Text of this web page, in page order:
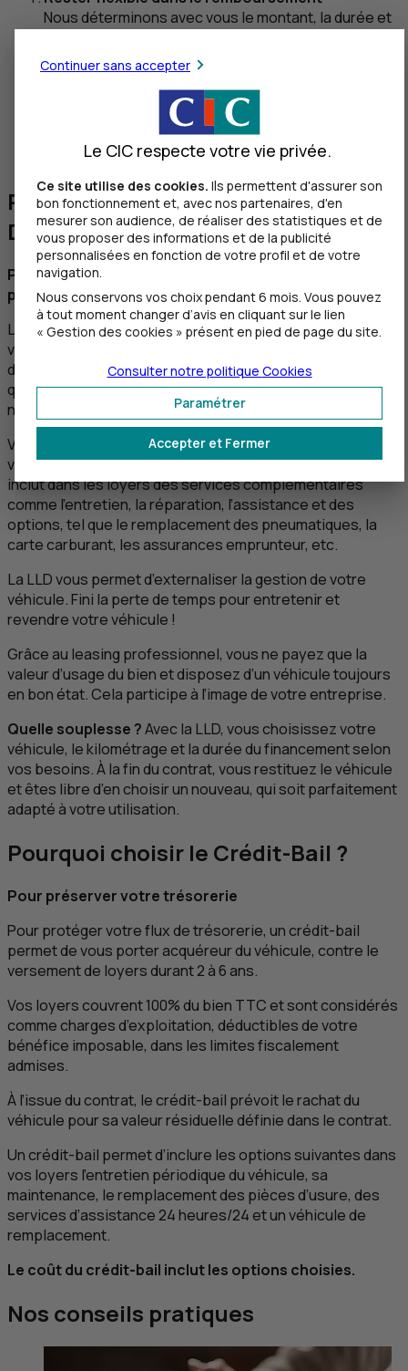
Nous déterminons avec vous le montant, la durée et
remboursement à votre activité et aux variations
saisonnières.
Décider de rembourser par anticipation
Vous pouvez rembourser le prêt en avance, quand
vous le voulez, selon les termes établis dans votre
contrat.
Pourquoi choisir la Location Longue
Durée ?
Pour simplifier votre gestion de véhicules
professionnels
La location longue durée (LLD) a le vent en poupe pour les
véhicules professionnels. Il faut dire que sa souplesse
d’utilisation présente bien des avantages pour tous ceux
qui recherchent avant tout à disposer d’un véhicule et à
n’en payer que l’usage.
Vous voulez planifier les coûts globaux associés à votre
véhicule professionnel ? La location longue durée (LLD)
inclut dans les loyers des services complémentaires
comme l’entretien, la réparation, l’assistance et des
options, tel que le remplacement des pneumatiques, la
carte carburant, les assurances emprunteur, etc.
La LLDvous permet d’externaliser la gestion de votre
véhicule. Fini la perte de temps pour entretenir et
revendre votre véhicule !
Grâce au leasing professionnel, vous ne payez que la
valeur d’usage du bien et disposez d’un véhicule toujours
en bon état. Cela participe à l’image de votre entreprise.
Quelle souplesse ?Avec la LLD, vous choisissez votre
véhicule, le kilométrage et la durée du financement selon
vos besoins. À la fin du contrat, vous restituez le véhicule
et êtes libre d’en choisir un nouveau, qui soit parfaitement
adapté à votre utilisation.
Pourquoi choisir le Crédit-Bail ?
Pour préserver votre trésorerie
Pour protéger votre flux de trésorerie, un crédit-bail
permet de vous porter acquéreur du véhicule, contre le
versement de loyers durant 2 à 6 ans.
Vos loyers couvrent 100% du bien TTCet sont considérés
comme charges d’exploitation, déductibles de votre
bénéfice imposable, dans les limites fiscalement
admises.
À l’issue du contrat, le crédit-bail prévoit le rachat du
véhicule pour sa valeur résiduelle définie dans le contrat.
Un crédit-bail permet d’inclure les options suivantes dans
vos loyers l'entretien périodique du véhicule, sa
maintenance, le remplacement des pièces d’usure, des
services d’assistance 24 heures/24 et un véhicule de
remplacement.
Le coût du crédit-bail inclut les options choisies.
Nos conseils pratiques
Continuer sans accepter
Le CIC respecte votre vie privée.
Ce site utilise des cookies. Ils permettent d'assurer son
bon fonctionnement et, avec nos partenaires, d'en
mesurer son audience, de réaliser des statistiques et de
vous proposer des informations et de la publicité
personnalisées en fonction de votre profil et de votre
navigation.
Nous conservons vos choix pendant 6 mois. Vous pouvez
à tout moment changer d’avis en cliquant sur le lien
« Gestion des cookies » présent en pied de page du site.
Accepter et Fermer
Paramétrer
Consulter notre politique Cookies